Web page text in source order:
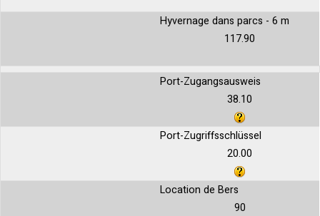
Hyvernage dans parcs - 6 m
117.90
Port-Zugangsausweis
38.10
Port-Zugriffsschlüssel
20.00
Location de Bers
90